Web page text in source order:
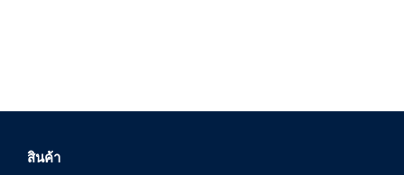
สินค้า